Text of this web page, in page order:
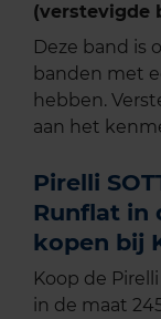
(verstevigde
Deze band is
banden met
hebben.
aan het
Pirelli
Runflat in
kopen bij
Koop de
in de maat